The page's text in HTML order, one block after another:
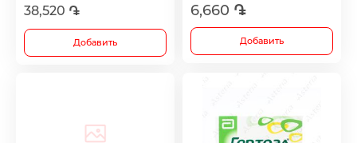
Antidepressants
38,520 ֏
Добавить
6,660 ֏
Добавить